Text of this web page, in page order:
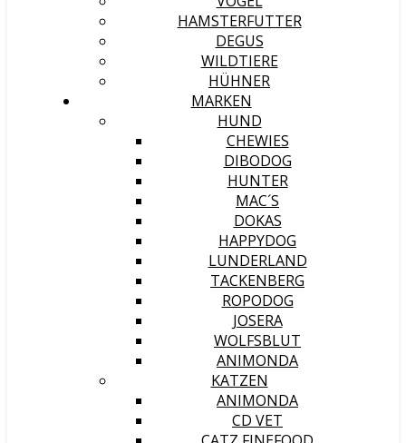
HAMSTERFUTTER
DEGUS
WILDTIERE
HÜHNER
MARKEN
HUND
CHEWIES
DIBODOG
HUNTER
MAC´S
DOKAS
HAPPYDOG
LUNDERLAND
TACKENBERG
ROPODOG
JOSERA
WOLFSBLUT
ANIMONDA
KATZEN
ANIMONDA
CD VET